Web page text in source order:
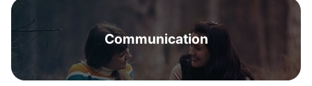
Communication